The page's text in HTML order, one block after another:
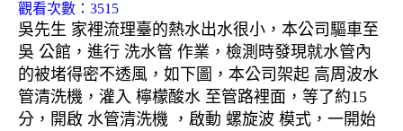
觀看次數：3515
吳先生 家裡流理臺的熱水出水很小，本公司驅車至
吳 公館，進行 洗水管 作業，檢測時發現就水管內
的被堵得密不透風，如下圖，本公司架起 高周波水
管清洗機，灌入 檸檬酸水 至管路裡面，等了約15
分，開啟 水管清洗機 ，啟動 螺旋波 模式，一開始